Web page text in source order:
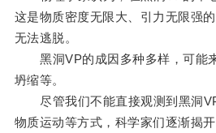
这是物质密度无限大、引力无限强
无法逃脱。
黑洞VP的成因多种多样，可能
坍缩等。
尽管我们不能直接观测到黑洞
物质运动等方式，科学家们逐渐揭